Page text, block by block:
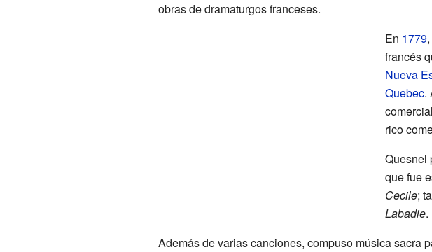
obras de dramaturgos franceses.
En 1779
francés
Nueva
Quebec.
rico
Quesnel
que fue
Cecile;
Labadie.
Además de varias canciones, compuso música sacra